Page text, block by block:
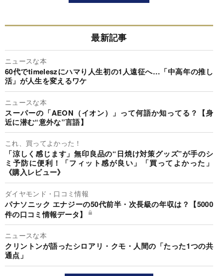
最新記事
ニュースな本
60代でtimeleszにハマり人生初の1人遠征へ…「中高年の推し
活」が人生を変えるワケ
ニュースな本
スーパーの「AEON（イオン）」って何語か知ってる？【身
近に潜む“意外な”言語】
これ、買ってよかった！
「涼しく感じます」無印良品の“日焼け対策グッズ”が手のシ
ミ予防に便利！「フィット感が良い」「買ってよかった」
《購入レビュー》
ダイヤモンド・口コミ情報
パナソニック エナジーの50代前半・次長級の年収は？【5000
件の口コミ情報データ】
ニュースな本
クリントンが語ったシロアリ・クモ・人間の「たった1つの共
通点」